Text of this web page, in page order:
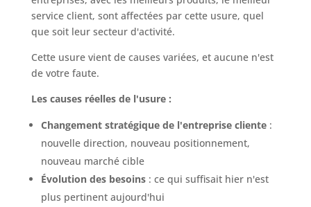
service client, sont affectées par cette usure, quel
que soit leur secteur d'activité.
Cette usure vient de causes variées, et aucune n'est
de votre faute.
Les causes réelles de l'usure :
Changement stratégique de l'entreprise cliente:
nouvelle direction, nouveau positionnement,
nouveau marché cible
Évolution des besoins: ce qui suffisait hier n'est
plus pertinent aujourd'hui